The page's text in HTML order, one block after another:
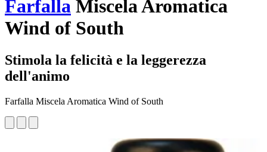
Farfalla Miscela Aromatica
Wind of South
Stimola la felicità e la leggerezza
dell'animo
Farfalla Miscela Aromatica Wind of South